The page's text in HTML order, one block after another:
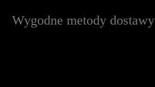
Wygodne metody dostawy